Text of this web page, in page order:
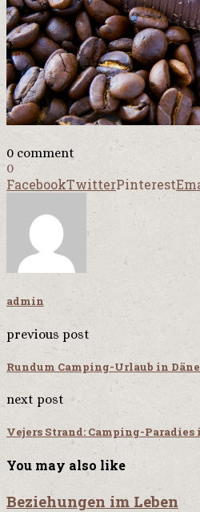
0 comment
0
FacebookTwitterPinterest
admin
previous post
Rundum Camping-Urlaub in
next post
Vejers Strand: Camping-Paradies
You may also like
Beziehungen im Leben